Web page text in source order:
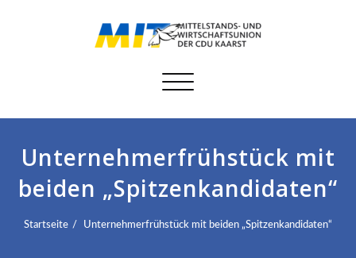
Schalte
Unternehmerfrühstück mit
beiden „Spitzenkandidaten“
Startseite Unternehmerfrühstück mit beiden „Spitzenkandidaten“